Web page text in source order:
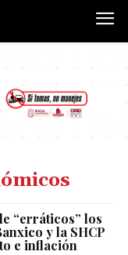
“erráticos” los
y la SHCP
e inflación